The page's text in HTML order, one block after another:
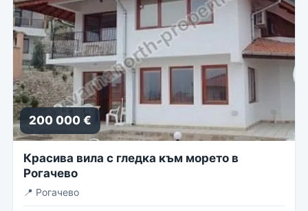
200 000 €
Красива вила с гледка към морето в
Рогачево
📍 Рогачево